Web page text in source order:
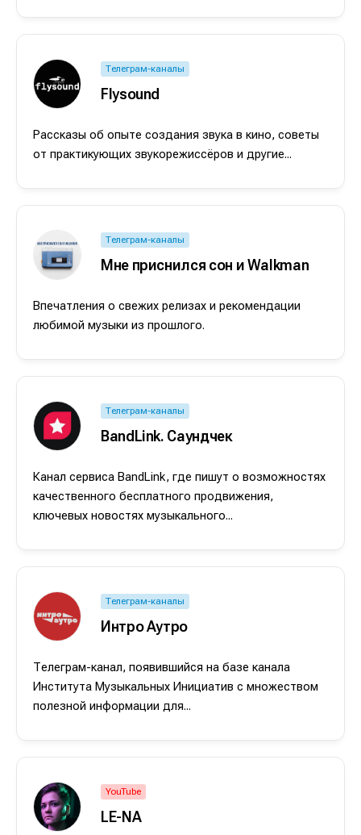
Написание
Исполнение
Инструменты
Написание
Исполнение
Инструменты
Телеграм-каналы
Flysound
Рассказы об опыте создания звука в кино, советы
от практикующих звукорежиссёров и другие...
Телеграм-каналы
Мне приснился сон и Walkman
Впечатления о свежих релизах и рекомендации
любимой музыки из прошлого.
Телеграм-каналы
BandLink. Саундчек
Канал сервиса BandLink, где пишут о возможностях
качественного бесплатного продвижения,
ключевых новостях музыкального...
Телеграм-каналы
Интро Аутро
Телеграм-канал, появившийся на базе канала
Института Музыкальных Инициатив с множеством
полезной информации для...
YouTube
LE-NA